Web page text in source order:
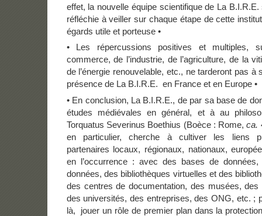
effet, la nouvelle équipe scientifique de La B.I.R.E.
réfléchie à veiller sur chaque étape de cette
égards utile et porteuse •
• Les répercussions positives et multiples,
commerce, de l’industrie, de l’agriculture, de la
de l’énergie renouvelable, etc., ne tarderont pas
présence de La B.I.R.E. en France et en Europe •
• En conclusion, La B.I.R.E., de par sa base de
études médiévales en général, et à au
Torquatus Severinus Boethius (Boèce : Rome,ca.
en particulier, cherche à cultiver les liens
partenaires locaux, régionaux, nationaux,
en l’occurrence : avec des bases de
données, des bibliothèques virtuelles et des
des centres de documentation, des musées,
des universités, des entreprises, des ONG, etc. ;
là, jouer un rôle de premier plan dans la